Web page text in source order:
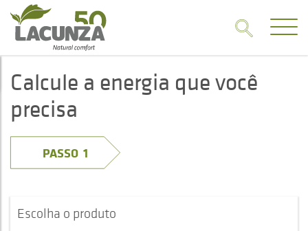
Calcule a energia que você
precisa
PASSO
Escolha o produto